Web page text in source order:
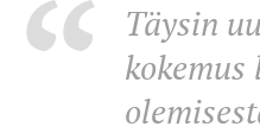
Täysin
kokemus